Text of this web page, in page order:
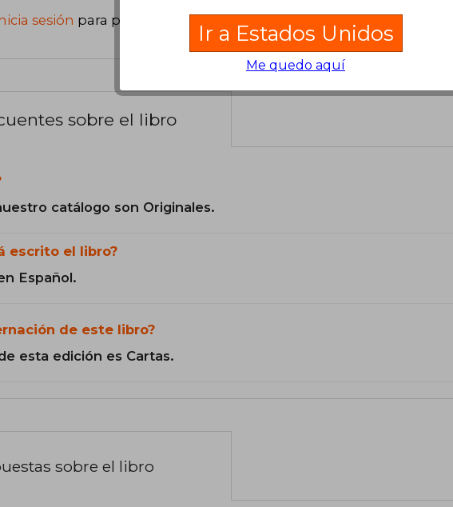
sesión para poder agregar tu propia evaluación.
sobre el libro
catálogo son Originales.
escrito el libro?
Español.
de este libro?
esta edición es Cartas.
sobre el libro
Ir a Estados Unidos
Me quedo aquí